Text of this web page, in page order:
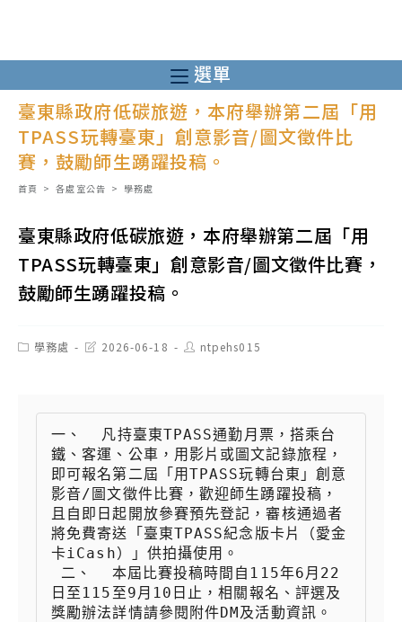
至
主
選單
臺東縣政府低碳旅遊，本府舉辦第二屆「用
TPASS玩轉臺東」創意影音/圖文徵件比
賽，鼓勵師生踴躍投稿。
首頁 > 各處室公告 > 學務處
臺東縣政府低碳旅遊，本府舉辦第二屆「用
TPASS玩轉臺東」創意影音/圖文徵件比賽，
鼓勵師生踴躍投稿。
Post學務處
Post2026-06-18
Post
author:
ntpehs015
一、  凡持臺東TPASS通勤月票，搭乘台
鐵、客運、公車，用影片或圖文記錄旅程，
即可報名第二屆「用TPASS玩轉台東」創意
影音/圖文徵件比賽，歡迎師生踴躍投稿，
且自即日起開放參賽預先登記，審核通過者
將免費寄送「臺東TPASS紀念版卡片（愛金
卡iCash）」供拍攝使用。
日至115至9月10日止，相關報名、評選及
獎勵辦法詳情請參閱附件DM及活動資訊。